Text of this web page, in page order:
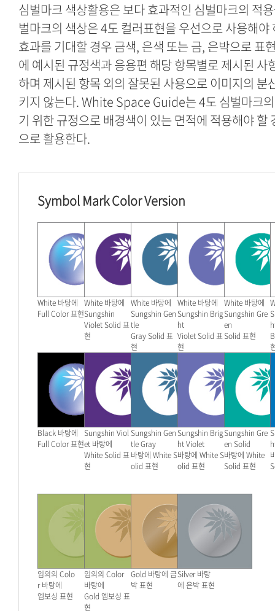
심벌마크 색상활용은 보다 효과적인 심벌마크의 적
벌마크의 색상은 4도 컬러표현을 우선으로 사용해야
효과를 기대할 경우 금색, 은색 또는 금, 은박으로 표
에 예시된 규정색과 응용편 해당 항목별로 제시된 사
하며 제시된 항목 외의 잘못된 사용으로 이미지의 분
키지 않는다. White Space Guide는 4도 심벌마크
기 위한 규정으로 배경색이 있는 면적에 적용해야 할
으로 활용한다.
Symbol Mark Color Version
White 바탕에
Full Color 표현
White 바탕에
Sungshin
Violet Solid 표
현
White 바탕에
Sungshin Gen
tle
Gray Solid 표
현
White 바탕에
Sungshin Brig
ht
Violet Solid 표
현
White 바탕에
Sungshin Gre
en
Solid 표현
Black 바탕에
Full Color 표현
Sungshin Viol
et 바탕에
White Solid 표
현
Sungshin Gen
tle Gray
바탕에 WhiteS
olid 표현
Sungshin Brig
ht Violet
바탕에 White S
olid 표현
Sungshin Gre
en Solid
바탕에 White
Solid 표현
임의의 Colo
r 바탕에
엠보싱 표현
임의의 Color
바탕에
Gold 엠보싱 표
현
Gold 바탕에 금
박 표현
Silver바탕
에 은박 표현